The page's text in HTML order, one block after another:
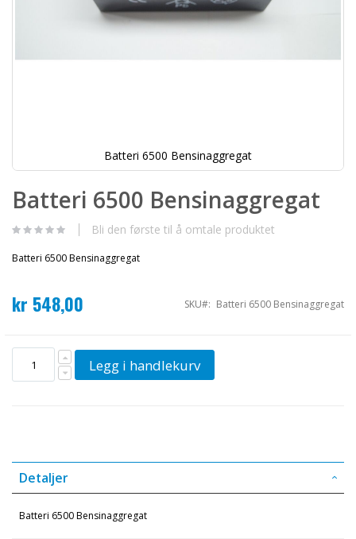
Batteri 6500 Bensinaggregat
til
begynnelsen
bildegalleri
Batteri 6500 Bensinaggregat
Bli den første til å omtale produktet
Batteri 6500 Bensinaggregat
kr 548,00 SKU Batteri 6500 Bensinaggregat
Legg i handlekurv
Detaljer
Batteri 6500 Bensinaggregat